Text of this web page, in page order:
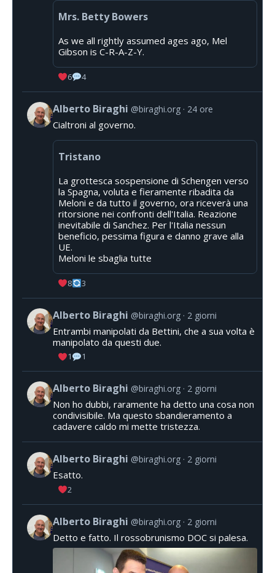
Mrs. Betty Bowers
As we all rightly assumed ages ago, Mel
Gibson is C-R-A-Z-Y.
6 4
Alberto Biraghi @biraghi.org 24 ore
Cialtroni al governo.
Tristano
La grottesca sospensione di Schengen verso
la Spagna, voluta e fieramente ribadita da
Meloni e da tutto il governo, ora riceverà una
ritorsione nei confronti dell'Italia. Reazione
inevitabile di Sanchez. Per l'Italia nessun
beneficio, pessima figura e danno grave alla
UE.
Meloni le sbaglia tutte
8 3
Alberto Biraghi @biraghi.org 2 giorni
Entrambi manipolati da Bettini, che a sua volta è
manipolato da questi due.
1 1
Alberto Biraghi @biraghi.org 2 giorni
Non ho dubbi, raramente ha detto una cosa non
condivisibile. Ma questo sbandieramento a
cadavere caldo mi mette tristezza.
Alberto Biraghi @biraghi.org 2 giorni
Esatto.
2
Alberto Biraghi @biraghi.org 2 giorni
Detto e fatto. Il rossobrunismo DOC si palesa.